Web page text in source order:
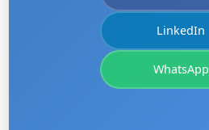
LinkedIn
WhatsApp